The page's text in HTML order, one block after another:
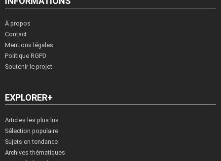
À propos
Contact
Mentions légales
Politique RGPD
Soutenir le projet
EXPLORER+
Articles les plus lus
Sélection populaire
Sujets en tendance
Archives thématiques